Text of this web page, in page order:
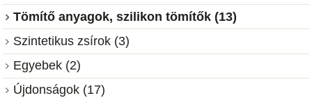
Tömítő anyagok, szilikon tömítők (13)
Szintetikus zsírok (3)
Egyebek (2)
Újdonságok (17)